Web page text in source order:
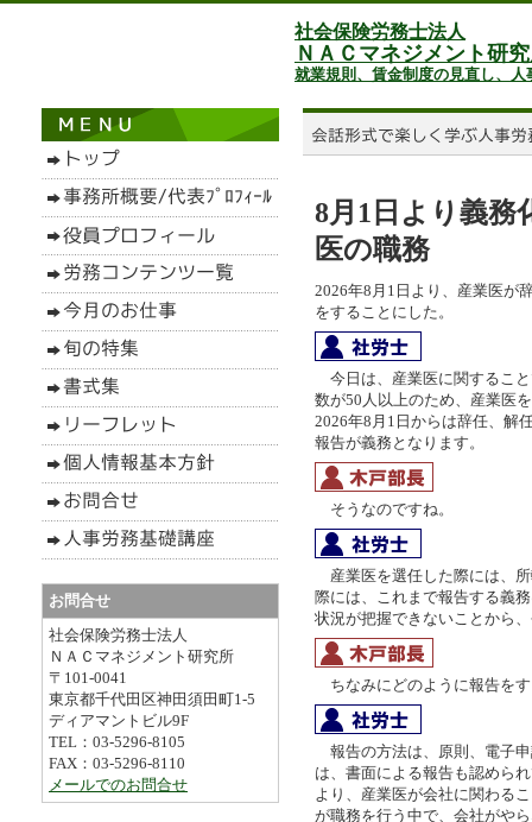
社会保険労務士法人
ＮＡＣマネジメント研
就業規則、賃金制度の見直し、
8月1日より義務
医の職務
2026年8月1日より、産業医が
をすることにした。
今日は、産業医に関するこ
数が50人以上のため、産業医
2026年8月1日からは辞任、解
報告が義務となります。
そうなのですね。
産業医を選任した際には、
際には、これまで報告する義
状況が把握できないことから
ちなみにどのように報告を
報告の方法は、原則、電子
は、書面による報告も認めら
より、産業医が会社に関わる
が職務を行う中で、会社がや
お問合せ
社会保険労務士法人
ＮＡＣマネジメント研究所
〒101-0041
東京都千代田区神田須田町1-5
ディアマントビル9F
TEL：03-5296-8105
FAX：03-5296-8110
メールでのお問合せ